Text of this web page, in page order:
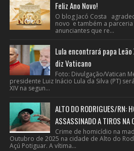
Feliz Ano Novo!
O blog Jacó Costa
novo e também a
anunciantes que re...
Lula encontrará papa
diz Vaticano
Foto: Divulgação/Vatican
presidente Luiz Inácio Lula da Silva (PT)
XIV na segun...
ALTO DO RODRIGUES/RN:
ASSASSINADO A TIROS NA
Crime de homicídio na
Outubro de 2025 na cidade de Alto do
Açú Potiguar. A vítima...